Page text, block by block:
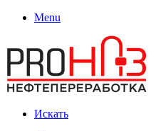
Menu
Искать